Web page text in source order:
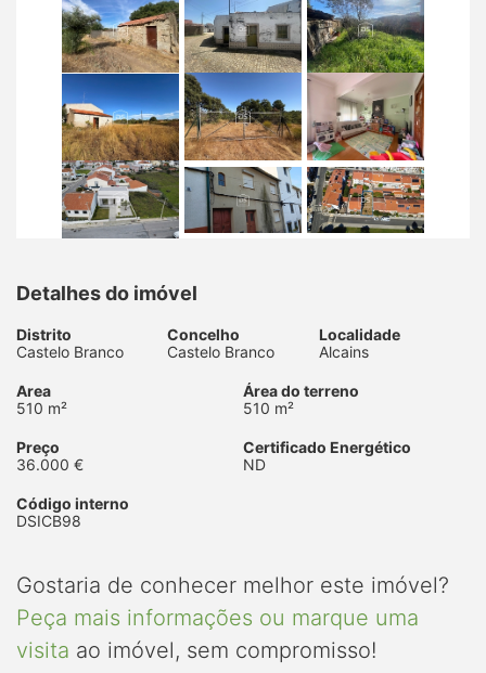
Detalhes do imóvel
Distrito
Castelo Branco
Concelho
Castelo Branco
Localidade
Alcains
Area
510 m²
Área do terreno
510 m²
Preço
36.000 €
Certificado Energético
ND
Código interno
DSICB98
Gostaria de conhecer melhor este imóvel?
Peça mais informações ou marque uma
visita ao imóvel, sem compromisso!